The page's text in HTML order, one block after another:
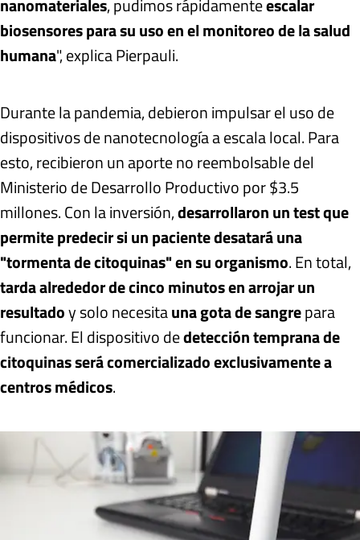
nanomateriales, pudimos rápidamenteescalar
biosensores para su uso en el monitoreo de la salud
humana", explica Pierpauli.
Durante la pandemia, debieron impulsar el uso de
dispositivos de nanotecnología a escala local. Para
esto, recibieron un aporte no reembolsable del
Ministerio de Desarrollo Productivo por $3.5
millones. Con la inversión,desarrollaron un test que
permite predecir si un paciente desatará una
"tormenta de citoquinas" en su organismo. En total,
tarda alrededor de cinco minutos en arrojar un
resultadoy solo necesitauna gota de sangrepara
funcionar. El dispositivo dedetección temprana de
citoquinas será comercializado exclusivamente a
centros médicos.